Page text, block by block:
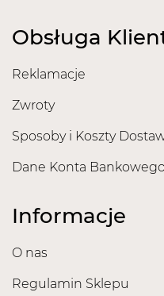
Obsługa
Reklamacje
Zwroty
Sposoby i Koszty
Dane Konta
Informacje
O nas
Regulamin Sklepu